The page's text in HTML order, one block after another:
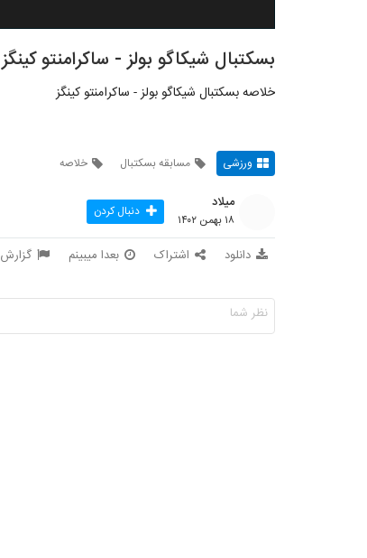
بسکتبال شیکاگو بولز - ساکرامنتو کینگز
خلاصه بسکتبال شیکاگو بولز - ساکرامنتو کینگز
ورزشی مسابقه بسکتبال خلاصه
میلاد
۱۸ بهمن ۱۴۰۲ دنبال کردن
دانلود اشتراک بعدا میبینم گزارش